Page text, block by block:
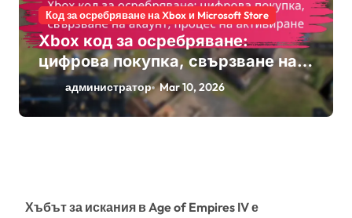
Код за осребряване на Xbox и Microsoft Store
Xbox код за осребряване:
цифрова покупка, свързване на
акаунт, процес на активиране
администратор Mar 10, 2026
Хъбът за искания в Age of Empires IV е